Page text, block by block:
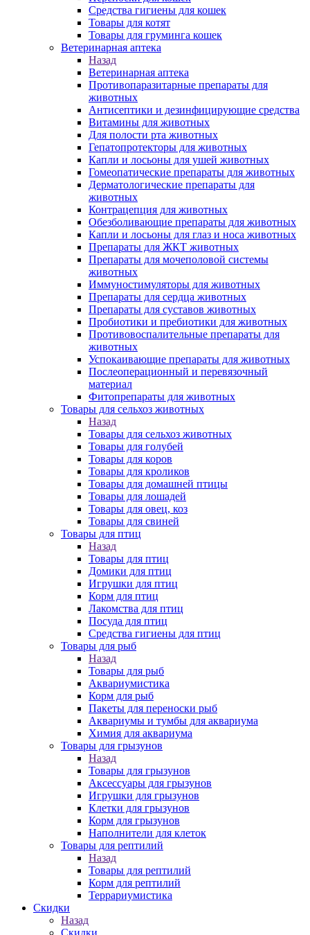
Средства гигиены для кошек
Товары для котят
Товары для груминга кошек
Ветеринарная аптека
Назад
Ветеринарная аптека
Противопаразитарные препараты для
животных
Антисептики и дезинфицирующие средства
Витамины для животных
Для полости рта животных
Гепатопротекторы для животных
Капли и лосьоны для ушей животных
Гомеопатические препараты для животных
Дерматологические препараты для
животных
Контрацепция для животных
Обезболивающие препараты для животных
Капли и лосьоны для глаз и носа животных
Препараты для ЖКТ животных
Препараты для мочеполовой системы
животных
Иммуностимуляторы для животных
Препараты для сердца животных
Препараты для суставов животных
Пробиотики и пребиотики для животных
Противовоспалительные препараты для
животных
Успокаивающие препараты для животных
Послеоперационный и перевязочный
материал
Фитопрепараты для животных
Товары для сельхоз животных
Назад
Товары для сельхоз животных
Товары для голубей
Товары для коров
Товары для кроликов
Товары для домашней птицы
Товары для лошадей
Товары для овец, коз
Товары для свиней
Товары для птиц
Назад
Товары для птиц
Домики для птиц
Игрушки для птиц
Корм для птиц
Лакомства для птиц
Посуда для птиц
Средства гигиены для птиц
Товары для рыб
Назад
Товары для рыб
Аквариумистика
Корм для рыб
Пакеты для переноски рыб
Аквариумы и тумбы для аквариума
Химия для аквариума
Товары для грызунов
Назад
Товары для грызунов
Аксессуары для грызунов
Игрушки для грызунов
Клетки для грызунов
Корм для грызунов
Наполнители для клеток
Товары для рептилий
Назад
Товары для рептилий
Корм для рептилий
Террариумистика
Скидки
Назад
Скидки